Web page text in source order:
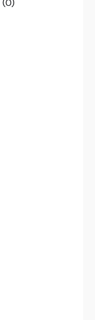
(0)